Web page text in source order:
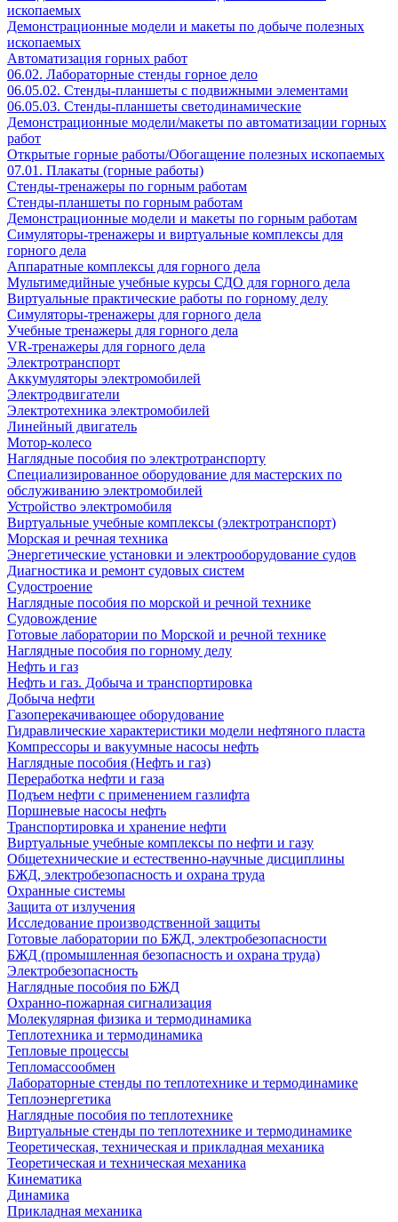
ископаемых
Демонстрационные модели и макеты по добыче полезных
ископаемых
Автоматизация горных работ
06.02. Лабораторные стенды горное дело
06.05.02. Стенды-планшеты с подвижными элементами
06.05.03. Стенды-планшеты светодинамические
Демонстрационные модели/макеты по автоматизации горных
работ
Открытые горные работы/Обогащение полезных ископаемых
07.01. Плакаты (горные работы)
Стенды-тренажеры по горным работам
Стенды-планшеты по горным работам
Демонстрационные модели и макеты по горным работам
Симуляторы-тренажеры и виртуальные комплексы для
горного дела
Аппаратные комплексы для горного дела
Мультимедийные учебные курсы СДО для горного дела
Виртуальные практические работы по горному делу
Симуляторы-тренажеры для горного дела
Учебные тренажеры для горного дела
VR-тренажеры для горного дела
Электротранспорт
Аккумуляторы электромобилей
Электродвигатели
Электротехника электромобилей
Линейный двигатель
Мотор-колесо
Наглядные пособия по электротранспорту
Специализированное оборудование для мастерских по
обслуживанию электромобилей
Устройство электромобиля
Виртуальные учебные комплексы (электротранспорт)
Морская и речная техника
Энергетические установки и электрооборудование судов
Диагностика и ремонт судовых систем
Судостроение
Наглядные пособия по морской и речной технике
Судовождение
Готовые лаборатории по Морской и речной технике
Наглядные пособия по горному делу
Нефть и газ
Нефть и газ. Добыча и транспортировка
Добыча нефти
Газоперекачивающее оборудование
Гидравлические характеристики модели нефтяного пласта
Компрессоры и вакуумные насосы нефть
Наглядные пособия (Нефть и газ)
Переработка нефти и газа
Подъем нефти с применением газлифта
Поршневые насосы нефть
Транспортировка и хранение нефти
Виртуальные учебные комплексы по нефти и газу
Общетехнические и естественно-научные дисциплины
БЖД, электробезопасность и охрана труда
Охранные системы
Защита от излучения
Исследование производственной защиты
Готовые лаборатории по БЖД, электробезопасности
БЖД (промышленная безопасность и охрана труда)
Электробезопасность
Наглядные пособия по БЖД
Охранно-пожарная сигнализация
Молекулярная физика и термодинамика
Теплотехника и термодинамика
Тепловые процессы
Тепломассообмен
Лабораторные стенды по теплотехнике и термодинамике
Теплоэнергетика
Наглядные пособия по теплотехнике
Виртуальные стенды по теплотехнике и термодинамике
Теоретическая, техническая и прикладная механика
Теоретическая и техническая механика
Кинематика
Динамика
Прикладная механика